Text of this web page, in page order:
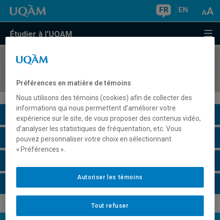
FR EN
Étudier à l'UQAM
COURS//
Description du cours
Horaire - Été 2026
Préférences en matière de témoins
Nous utilisons des témoins (cookies) afin de collecter des
informations qui nous permettent d’améliorer votre
expérience sur le site, de vous proposer des contenus vidéo,
d’analyser les statistiques de fréquentation, etc. Vous
pouvez personnaliser votre choix en sélectionnant
« Préférences ».
Tout refuser
Autoriser les témoins